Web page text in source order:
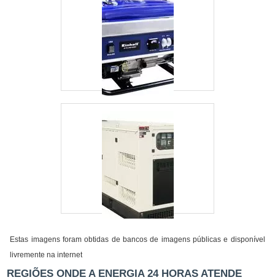
Estas imagens foram obtidas de bancos de imagens públicas e disponível
livremente na internet
REGIÕES ONDE A ENERGIA 24 HORAS ATENDE